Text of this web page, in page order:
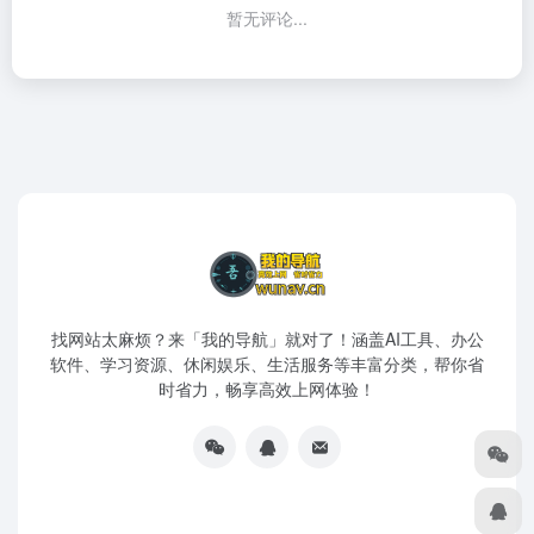
暂无评论...
找网站太麻烦？来「我的导航」就对了！涵盖AI工具、办公
软件、学习资源、休闲娱乐、生活服务等丰富分类，帮你省
时省力，畅享高效上网体验！